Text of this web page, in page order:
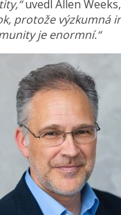
uvedl Allen
protože výzkumná
je enormní.“